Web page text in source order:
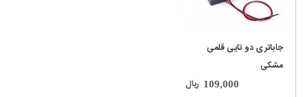
جاباتری دو تایی قلمی
مشکی
109,000 ریال